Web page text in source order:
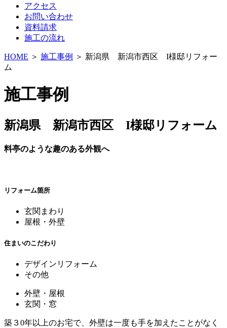
アクセス
お問い合わせ
資料請求
施工の流れ
HOME ＞ 施工事例
＞ 新潟県 新潟市西区 I様邸リフォー
ム
施工事例
新潟県 新潟市西区 I様邸リフォーム
料亭のような趣のある外観へ
リフォーム箇所
玄関まわり
屋根・外壁
住まいのこだわり
デザインリフォーム
その他
外壁・屋根
玄関・窓
築３0年以上のお宅で、外壁は一度も手を加えたことがなく